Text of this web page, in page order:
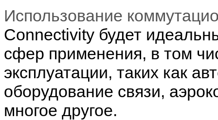
Использование
Connectivity будет
сфер применения, в том
эксплуатации, таких как
оборудование связи,
многое другое.